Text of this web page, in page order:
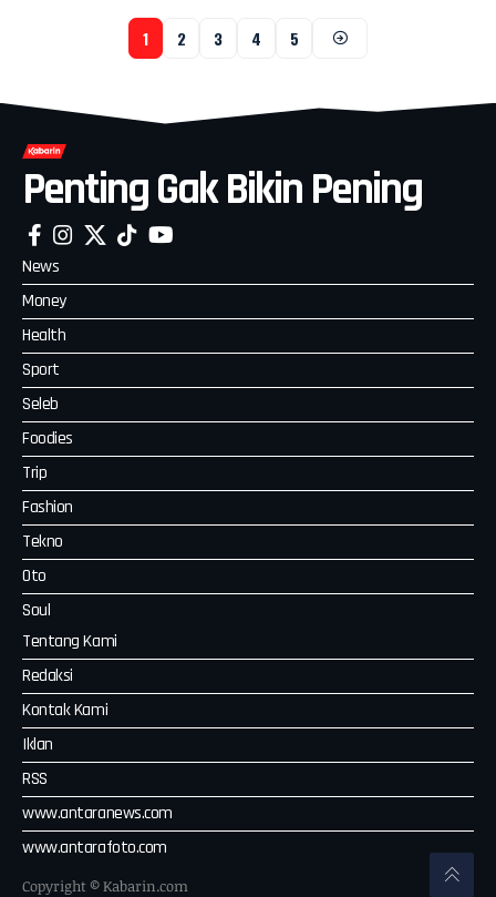
1 2 3 4 5
Penting Gak Bikin Pening
News
Money
Health
Sport
Seleb
Foodies
Trip
Fashion
Tekno
Oto
Soul
Tentang Kami
Redaksi
Kontak Kami
Iklan
RSS
www.antaranews.com
www.antarafoto.com
Copyright © Kabarin.com